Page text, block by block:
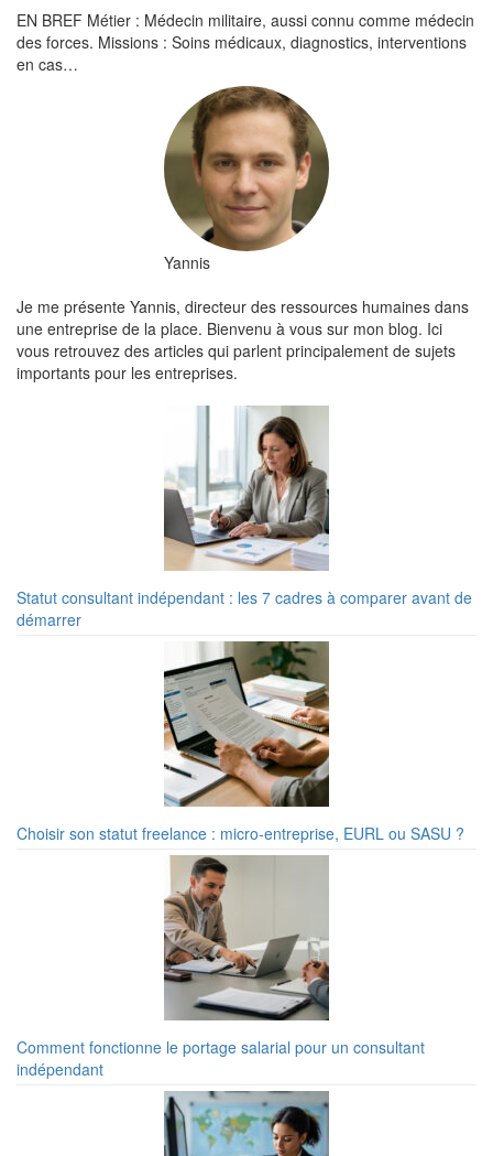
EN BREF Métier : Médecin militaire, aussi connu comme médecin
des forces. Missions : Soins médicaux, diagnostics, interventions
en cas…
Yannis
Je me présente Yannis, directeur des ressources humaines dans
une entreprise de la place. Bienvenu à vous sur mon blog. Ici
vous retrouvez des articles qui parlent principalement de sujets
importants pour les entreprises.
Statut consultant indépendant : les 7 cadres à comparer avant de
démarrer
Choisir son statut freelance : micro-entreprise, EURL ou SASU ?
Comment fonctionne le portage salarial pour un consultant
indépendant